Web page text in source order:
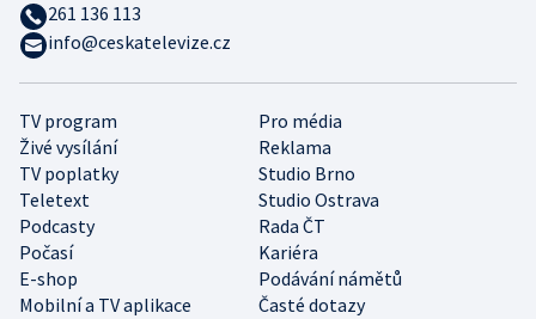
TV program
Pro média
Živé vysílání
Reklama
TV poplatky
Studio Brno
Teletext
Studio Ostrava
Podcasty
Rada ČT
Počasí
Kariéra
E-shop
Podávání námětů
Mobilní a TV aplikace
Časté dotazy
261 136 113
info@ceskatelevize.cz